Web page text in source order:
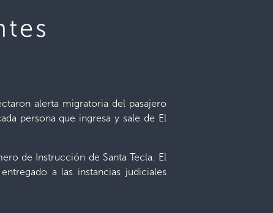
alerta migratoria del pasajero
persona que ingresa y sale de El
de Instrucción de Santa Tecla. El
a las instancias judiciales